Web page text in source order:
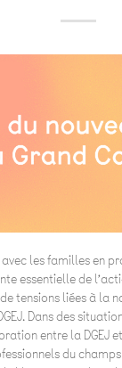
les familles en
essentielle de
tensions liées à la
Dans des
entre la DGEJ
du